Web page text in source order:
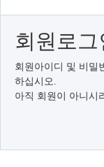
회원로그
회원아이디 및 비밀
하십시오.
아직 회원이 아니시